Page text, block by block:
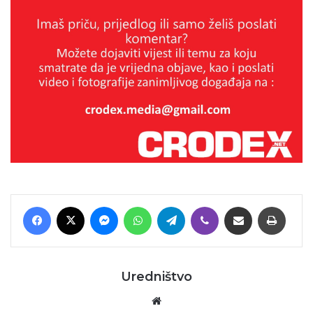
Facebook MessengerWhatsAppTelegram Viber Podijeli putem E-maila
Uredništvo